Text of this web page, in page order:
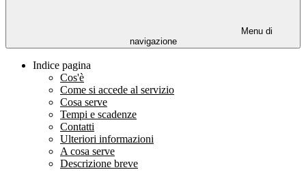
Menu di
navigazione
Indice pagina
Cos'è
Come si accede al servizio
Cosa serve
Tempi e scadenze
Contatti
Ulteriori informazioni
A cosa serve
Descrizione breve